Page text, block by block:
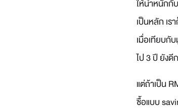
ให้น้ำหนักกั
เป็นหลัก เ
เมื่อเทียบกั
ไป 3 ปี ยังดี
แต่ถ้าเป็น
ซื้อแบบ